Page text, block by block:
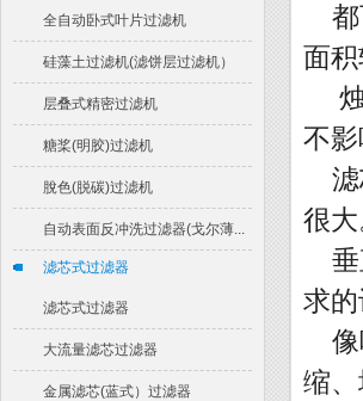
全自动卧式叶片过滤机
硅藻土过滤机(滤饼层过滤机）
层叠式精密过滤机
糖桨(明胶)过滤机
脫色(脱碳)过滤机
自动表面反冲洗过滤器(戈尔薄...
滤芯式过滤器
滤芯式过滤器
大流量滤芯过滤器
金属滤芯(蓝式）过滤器
面积
不
很大
求
缩